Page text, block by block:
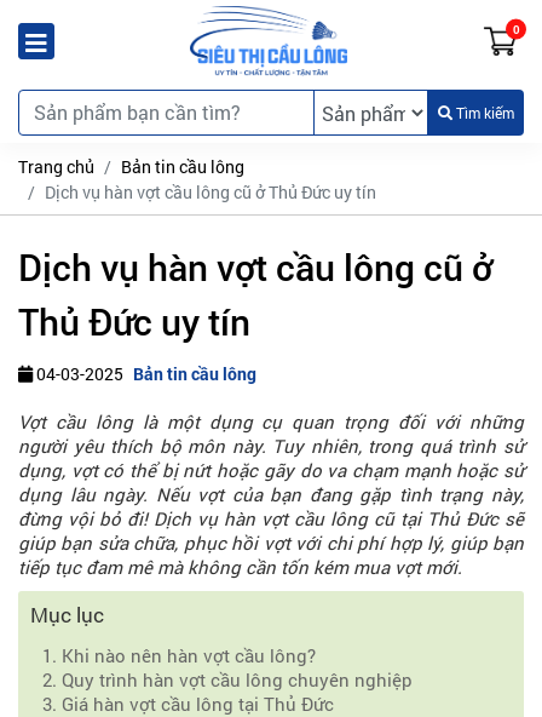
0
Tìm kiếm
Trang chủ
Bản tin cầu lông
Dịch vụ hàn vợt cầu lông cũ ở Thủ Đức uy tín
Dịch vụ hàn vợt cầu lông cũ ở
Thủ Đức uy tín
04-03-2025 Bản tin cầu lông
Vợt cầu lông là một dụng cụ quan trọng đối với những
người yêu thích bộ môn này. Tuy nhiên, trong quá trình sử
dụng, vợt có thể bị nứt hoặc gãy do va chạm mạnh hoặc sử
dụng lâu ngày. Nếu vợt của bạn đang gặp tình trạng này,
đừng vội bỏ đi! Dịch vụ hàn vợt cầu lông cũ tại Thủ Đức sẽ
giúp bạn sửa chữa, phục hồi vợt với chi phí hợp lý, giúp bạn
tiếp tục đam mê mà không cần tốn kém mua vợt mới.
Mục lục
1. Khi nào nên hàn vợt cầu lông?
2. Quy trình hàn vợt cầu lông chuyên nghiệp
3. Giá hàn vợt cầu lông tại Thủ Đức